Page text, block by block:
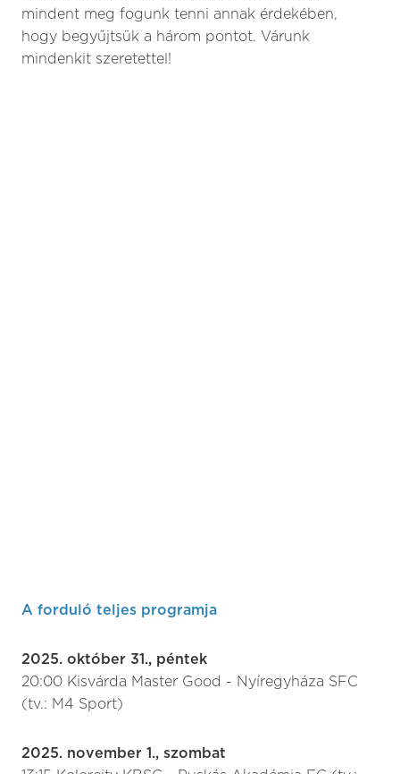
mindent meg fogunk tenni annak érdekében,
hogy begyűjtsük a három pontot. Várunk
mindenkit szeretettel!
A forduló teljes programja
2025. október 31., péntek
20:00 Kisvárda Master Good - Nyíregyháza SFC
(tv.: M4 Sport)
2025. november 1., szombat